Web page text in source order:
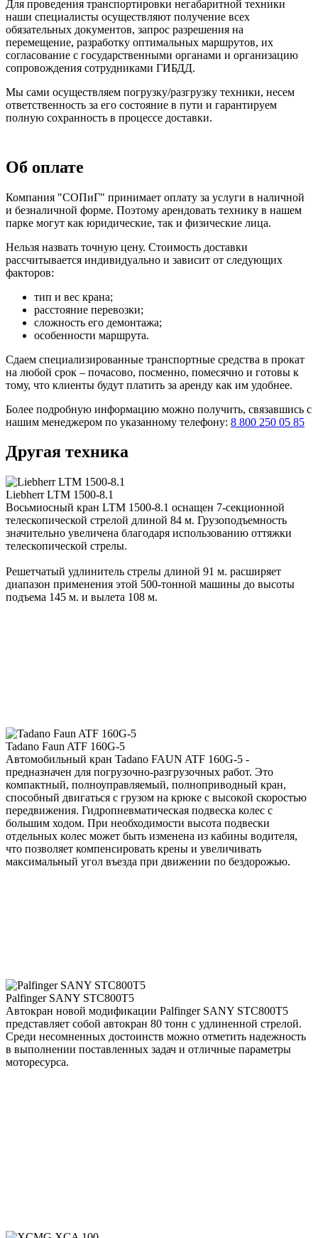
Для проведения транспортировки негабаритной техники
наши специалисты осуществляют получение всех
обязательных документов, запрос разрешения на
перемещение, разработку оптимальных маршрутов, их
согласование с государственными органами и организацию
сопровождения сотрудниками ГИБДД.
Мы сами осуществляем погрузку/разгрузку техники, несем
ответственность за его состояние в пути и гарантируем
полную сохранность в процессе доставки.
Об оплате
Компания "СОПиГ" принимает оплату за услуги в наличной
и безналичной форме. Поэтому арендовать технику в нашем
парке могут как юридические, так и физические лица.
Нельзя назвать точную цену. Стоимость доставки
рассчитывается индивидуально и зависит от следующих
факторов:
тип и вес крана;
расстояние перевозки;
сложность его демонтажа;
особенности маршрута.
Сдаем специализированные транспортные средства в прокат
на любой срок – почасово, посменно, помесячно и готовы к
тому, что клиенты будут платить за аренду как им удобнее.
Более подробную информацию можно получить, связавшись с
нашим менеджером по указанному телефону: 8 800 250 05 85
Другая техника
Liebherr LTM 1500-8.1
Восьмиосный кран LTM 1500-8.1 оснащен 7-секционной
телескопической стрелой длиной 84 м. Грузоподъемность
значительно увеличена благодаря использованию оттяжки
телескопической стрелы.
Решетчатый удлинитель стрелы длиной 91 м. расширяет
диапазон применения этой 500-тонной машины до высоты
подъема 145 м. и вылета 108 м.
Tadano Faun ATF 160G-5
Автомобильный кран Tadano FAUN ATF 160G-5 -
предназначен для погрузочно-разгрузочных работ. Это
компактный, полноуправляемый, полноприводный кран,
способный двигаться с грузом на крюке с высокой скоростью
передвижения. Гидропневматическая подвеска колес с
большим ходом. При необходимости высота подвески
отдельных колес может быть изменена из кабины водителя,
что позволяет компенсировать крены и увеличивать
максимальный угол въезда при движении по бездорожью.
Palfinger SANY STC800T5
Автокран новой модификации Palfinger SANY STC800T5
представляет собой автокран 80 тонн с удлиненной стрелой.
Среди несомненных достоинств можно отметить надежность
в выполнении поставленных задач и отличные параметры
моторесурса.